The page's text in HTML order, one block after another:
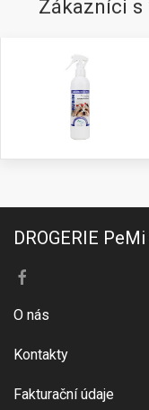
Zákazníci
DROGERIE PeMi
O nás
Kontakty
Fakturační údaje